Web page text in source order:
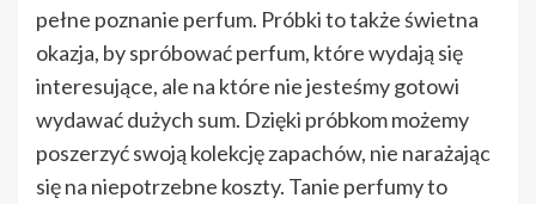
pełne poznanie perfum. Próbki to także świetna
okazja, by spróbować perfum, które wydają się
interesujące, ale na które nie jesteśmy gotowi
wydawać dużych sum. Dzięki próbkom możemy
poszerzyć swoją kolekcję zapachów, nie narażając
się na niepotrzebne koszty. Tanie perfumy to